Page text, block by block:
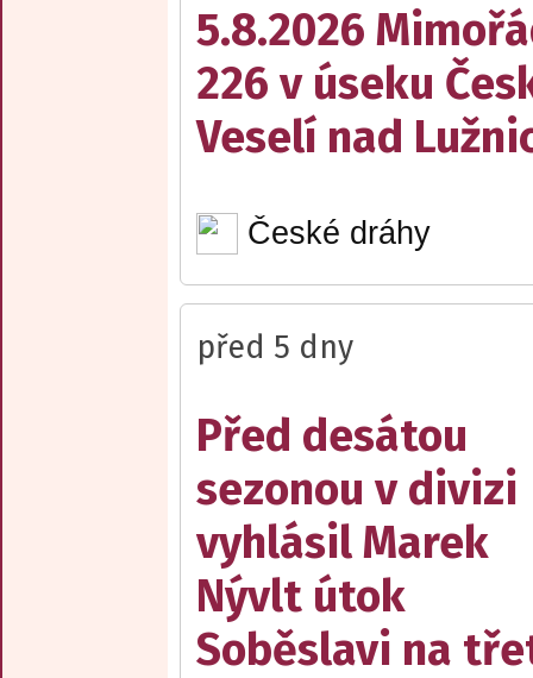
5.8.2026
226 v úseku
Veselí nad
České dráhy
před 5 dny
Před desátou
sezonou v divizi
vyhlásil Marek
Nývlt útok
Soběslavi na